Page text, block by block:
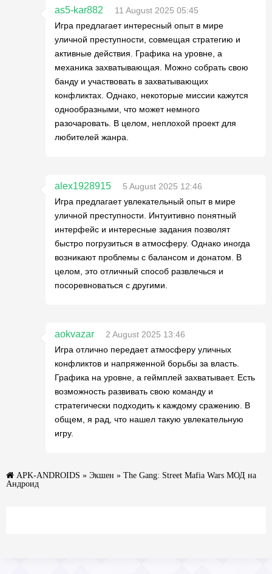
as5-kar882
11 August 2025 05:45
Игра предлагает интересный опыт в мире
уличной преступности, совмещая стратегию и
активные действия. Графика на уровне, а
механика захватывающая. Можно собрать свою
банду и участвовать в захватывающих
конфликтах. Однако, некоторые миссии кажутся
однообразными, что может немного
разочаровать. В целом, неплохой проект для
любителей жанра.
alex1928915
5 August 2025 12:46
Игра предлагает увлекательный опыт в мире
уличной преступности. Интуитивно понятный
интерфейс и интересные задания позволят
быстро погрузиться в атмосферу. Однако иногда
возникают проблемы с балансом и донатом. В
целом, это отличный способ развлечься и
посоревноваться с другими.
aokvazar
2 August 2025 13:46
Игра отлично передает атмосферу уличных
конфликтов и напряженной борьбы за власть.
Графика на уровне, а геймплей захватывает. Есть
возможность развивать свою команду и
стратегически подходить к каждому сражению. В
общем, я рад, что нашел такую увлекательную
игру.
APK-ANDROIDS » Экшен » The Gang: Street Mafia Wars МОД на
Андроид